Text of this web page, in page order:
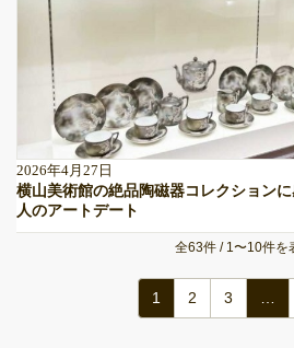
2026年4月27日
横山美術館の絶品陶磁器コレクション
人のアートデート
全63件 / 1〜10件を
1 2 3